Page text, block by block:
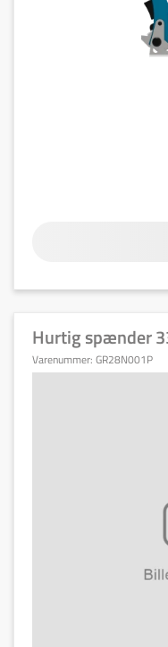
Hurtig spænder
Varenummer: GR28N001P